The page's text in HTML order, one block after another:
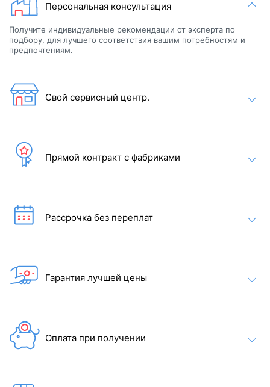
Персональная консультация
Получите индивидуальные рекомендации от эксперта по
подбору, для лучшего соответствия вашим потребностям и
предпочтениям.
Свой сервисный центр.
Прямой контракт с фабриками
Рассрочка без переплат
Гарантия лучшей цены
Оплата при получении